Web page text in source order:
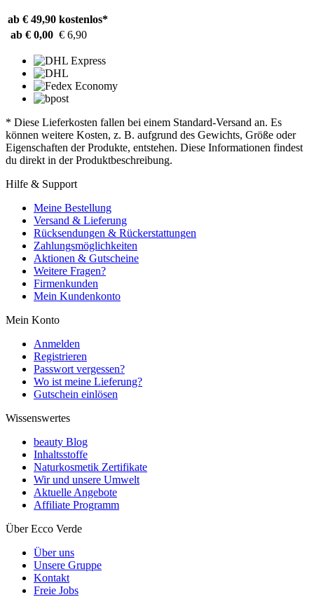
ab € 49,90 kostenlos*
ab € 0,00 € 6,90
* Diese Lieferkosten fallen bei einem Standard-Versand an. Es
können weitere Kosten, z. B. aufgrund des Gewichts, Größe oder
Eigenschaften der Produkte, entstehen. Diese Informationen findest
du direkt in der Produktbeschreibung.
Hilfe & Support
Meine Bestellung
Versand & Lieferung
Rücksendungen & Rückerstattungen
Zahlungsmöglichkeiten
Aktionen & Gutscheine
Weitere Fragen?
Firmenkunden
Mein Kundenkonto
Mein Konto
Anmelden
Registrieren
Passwort vergessen?
Wo ist meine Lieferung?
Gutschein einlösen
Wissenswertes
beauty Blog
Inhaltsstoffe
Naturkosmetik Zertifikate
Wir und unsere Umwelt
Aktuelle Angebote
Affiliate Programm
Über Ecco Verde
Über uns
Unsere Gruppe
Kontakt
Freie Jobs